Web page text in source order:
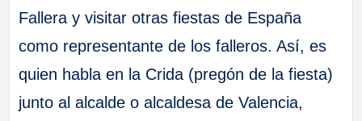
Fallera y visitar otras fiestas de España
como representante de los falleros. Así, es
quien habla en la Crida (pregón de la fiesta)
junto al alcalde o alcaldesa de Valencia,